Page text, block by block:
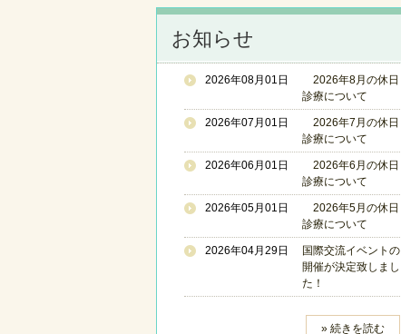
お知らせ
2026年08月01日
2026年8月の休日
診療について
2026年07月01日
2026年7月の休日
診療について
2026年06月01日
2026年6月の休日
診療について
2026年05月01日
2026年5月の休日
診療について
2026年04月29日
国際交流イベントの
開催が決定致しまし
た！
» 続きを読む